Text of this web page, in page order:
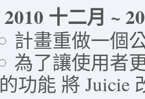
2010 十二月 ~
計畫重做一個
為了讓使用者
的功能 將 Juicie